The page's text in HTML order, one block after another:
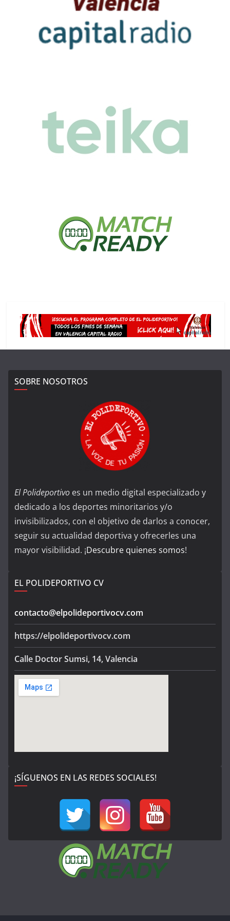
SOBRE NOSOTROS
El Polideportivo es un medio digital especializado y
dedicado a los deportes minoritarios y/o
invisibilizados, con el objetivo de darlos a conocer,
seguir su actualidad deportiva y ofrecerles una
mayor visibilidad. ¡Descubre quienes somos!
EL POLIDEPORTIVO CV
contacto@elpolideportivocv.com
https://elpolideportivocv.com
Calle Doctor Sumsi, 14, Valencia
¡SÍGUENOS EN LAS REDES SOCIALES!